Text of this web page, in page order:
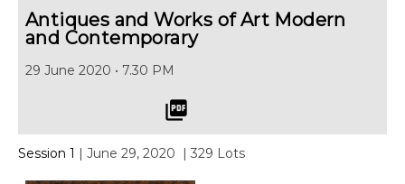
Antiques and Works of Art Modern
and Contemporary
29 June 2020 • 7.30 PM
picture_as_pdf
Session 1 | June 29, 2020 | 329 Lots